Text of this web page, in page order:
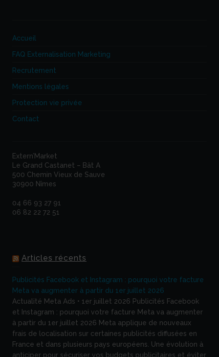
Accueil
FAQ Externalisation Marketing
Recrutement
Mentions légales
Protection vie privée
Contact
Extern’Market
Le Grand Castanet – Bât A
500 Chemin Vieux de Sauve
30900 Nîmes
04 66 93 27 91
06 82 22 72 51
Articles récents
Publicités Facebook et Instagram : pourquoi votre facture
Meta va augmenter à partir du 1er juillet 2026
Actualité Meta Ads • 1er juillet 2026 Publicités Facebook
et Instagram : pourquoi votre facture Meta va augmenter
à partir du 1er juillet 2026 Meta applique de nouveaux
frais de localisation sur certaines publicités diffusées en
France et dans plusieurs pays européens. Une évolution à
anticiper pour sécuriser vos budgets publicitaires et éviter